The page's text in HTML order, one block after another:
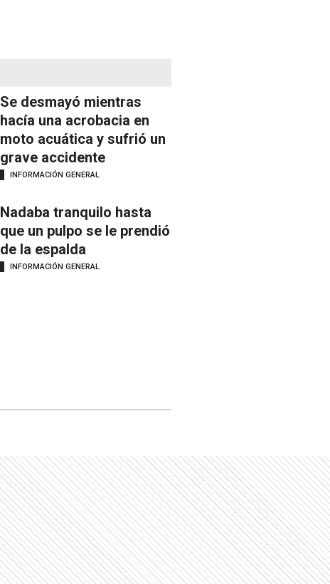
Se desmayó mientras
hacía una acrobacia en
moto acuática y sufrió un
grave accidente
INFORMACIÓN GENERAL
Nadaba tranquilo hasta
que un pulpo se le prendió
de la espalda
INFORMACIÓN GENERAL